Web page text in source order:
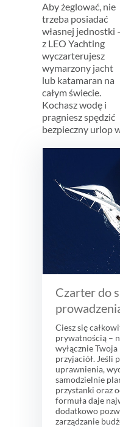
Aby żeglować, nie
trzeba posiadać
własnej jednostki
z LEO Yachting
wyczarterujesz
wymarzony jacht
lub katamaran na
całym świecie.
Kochasz wodę i
pragniesz spędzić
bezpieczny urlop
gronie najbliższych?
Czarter to
najprostszy
na realizację tych
marzeń. Wybierz
formułę, która
najbardziej
odpowiada Twoim
Czarter do
Ciesz się
prywatnością –
wyłącznie
przyjaciół. Jeśli
uprawnienia,
samodzielnie
przystanki oraz
formuła daje
dodatkowo
zarządzanie